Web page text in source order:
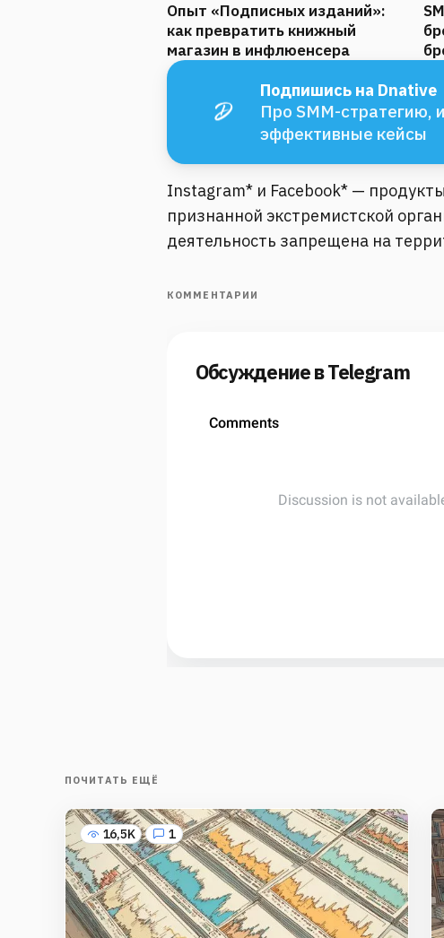
Опыт «Подписных изданий»:
как превратить книжный
магазин в инфлюенсера
Подпишись на Dnative
Про SMM-стратегию,
эффективные кейсы
Instagram* и Facebook* —
признанной экстремистской
деятельность запрещена на
КОММЕНТАРИИ
Обсуждение в Telegram
ПОЧИТАТЬ ЕЩЁ
16,5K 1